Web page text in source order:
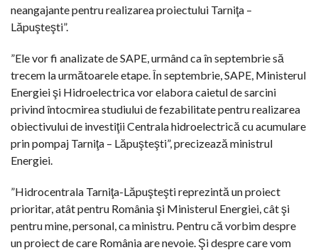
neangajante pentru realizarea proiectului Tarniţa –
Lăpuşteşti”.
”Ele vor fi analizate de SAPE, urmând ca în septembrie să
trecem la următoarele etape. În septembrie, SAPE, Ministerul
Energiei şi Hidroelectrica vor elabora caietul de sarcini
privind întocmirea studiului de fezabilitate pentru realizarea
obiectivului de investiţii Centrala hidroelectrică cu acumulare
prin pompaj Tarniţa – Lăpuşteşti”, precizează ministrul
Energiei.
”Hidrocentrala Tarniţa-Lăpuşteşti reprezintă un proiect
prioritar, atât pentru România şi Ministerul Energiei, cât şi
pentru mine, personal, ca ministru. Pentru că vorbim despre
un proiect de care România are nevoie. Şi despre care vom